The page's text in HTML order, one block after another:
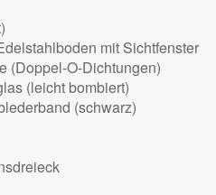
mit Sichtfenster
(Doppel-O-Dichtungen)
(leicht bombiert)
(schwarz)